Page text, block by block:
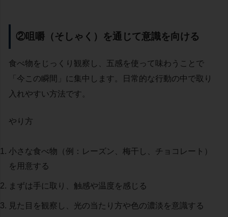
②咀嚼（そしゃく）を通じて意識を向ける
食べ物をじっくり観察し、五感を使って味わうことで
「今この瞬間」に集中します。日常的な行動の中で取り
入れやすい方法です。
やり方
小さな食べ物（例：レーズン、梅干し、チョコレート）
を用意する
まずは手に取り、触感や温度を感じる
見た目を観察し、光の当たり方や色の濃淡を意識する